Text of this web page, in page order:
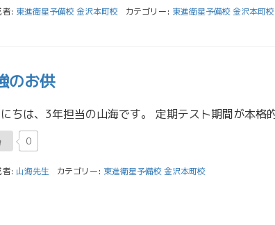
者: 東進衛星予備校 金沢本町校 カテゴリー: 東進衛星予備校 金沢本町校
のお供
0
者: 山海先生 カテゴリー: 東進衛星予備校 金沢本町校